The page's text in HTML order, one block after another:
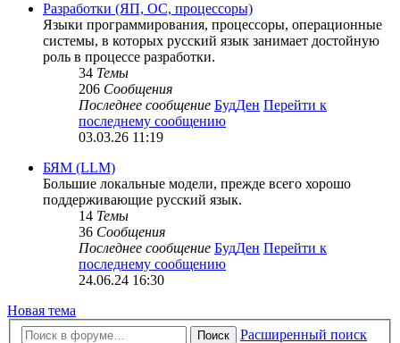
Разработки (ЯП, ОС, процессоры)
Языки программирования, процессоры, операционные
системы, в которых русский язык занимает достойную
роль в процессе разработки.
34 Темы
206 Сообщения
Последнее сообщение БудДен Перейти к
последнему сообщению
03.03.26 11:19
БЯМ (LLM)
Большие локальные модели, прежде всего хорошо
поддерживающие русский язык.
14 Темы
36 Сообщения
Последнее сообщение БудДен Перейти к
последнему сообщению
24.06.24 16:30
Новая тема
Поиск
Расширенный поиск